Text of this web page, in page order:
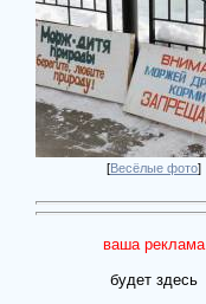
[Весёлые фото]
ваша реклама
будет здесь